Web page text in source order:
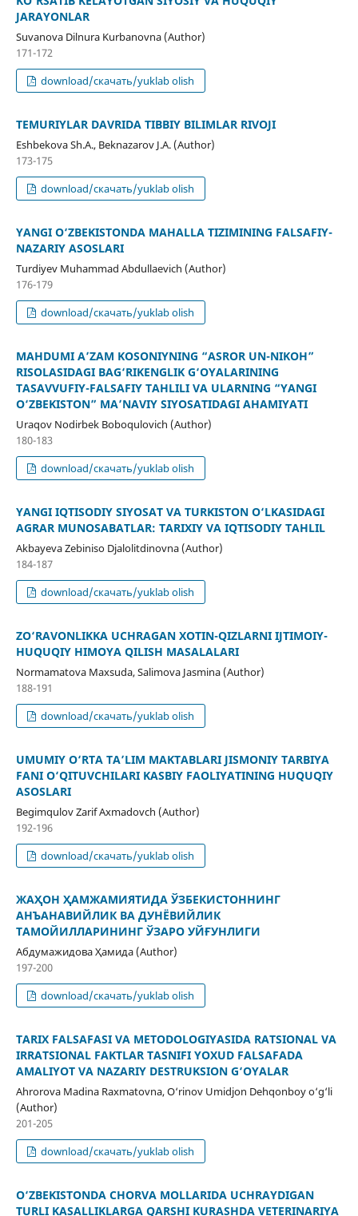
JARAYONLAR
Suvanova Dilnura Kurbanovna (Author)
171-172
download/скачать/yuklab olish
TEMURIYLAR DAVRIDA TIBBIY BILIMLAR RIVOJI
Eshbekova Sh.A., Beknazarov J.A. (Author)
173-175
download/скачать/yuklab olish
YANGI O‘ZBEKISTONDA MAHALLA TIZIMINING FALSAFIY-
NAZARIY ASOSLARI
Turdiyev Muhammad Abdullaevich (Author)
176-179
download/скачать/yuklab olish
MAHDUMI A’ZAM KOSONIYNING “ASROR UN-NIKOH”
RISOLASIDAGI BAG‘RIKENGLIK G‘OYALARINING
TASAVVUFIY-FALSAFIY TAHLILI VA ULARNING “YANGI
O‘ZBEKISTON” MA’NAVIY SIYOSATIDAGI AHAMIYATI
Uraqov Nodirbek Boboqulovich (Author)
180-183
download/скачать/yuklab olish
YANGI IQTISODIY SIYOSAT VA TURKISTON O‘LKASIDAGI
AGRAR MUNOSABATLAR: TARIXIY VA IQTISODIY TAHLIL
Akbayeva Zebiniso Djalolitdinovna (Author)
184-187
download/скачать/yuklab olish
ZO‘RAVONLIKKA UCHRAGAN XOTIN-QIZLARNI IJTIMOIY-
HUQUQIY HIMOYA QILISH MASALALARI
Normamatova Maxsuda, Salimova Jasmina (Author)
188-191
download/скачать/yuklab olish
UMUMIY O‘RTA TA’LIM MAKTABLARI JISMONIY TARBIYA
FANI O‘QITUVCHILARI KASBIY FAOLIYATINING HUQUQIY
ASOSLARI
Begimqulov Zarif Axmadovch (Author)
192-196
download/скачать/yuklab olish
ЖАҲОН ҲАМЖАМИЯТИДА ЎЗБЕКИСТОННИНГ
АНЪАНАВИЙЛИК ВА ДУНЁВИЙЛИК
ТАМОЙИЛЛАРИНИНГ ЎЗАРО УЙҒУНЛИГИ
Абдумажидова Ҳамида (Author)
197-200
download/скачать/yuklab olish
TARIX FALSAFASI VA METODOLOGIYASIDA RATSIONAL VA
IRRATSIONAL FAKTLAR TASNIFI YOXUD FALSAFADA
AMALIYOT VA NAZARIY DESTRUKSION G‘OYALAR
Ahrorova Madina Raxmatovna, O‘rinov Umidjon Dehqonboy o‘g‘li
(Author)
201-205
download/скачать/yuklab olish
O‘ZBEKISTONDA CHORVA MOLLARIDA UCHRAYDIGAN
TURLI KASALLIKLARGA QARSHI KURASHDA VETERINARIYA